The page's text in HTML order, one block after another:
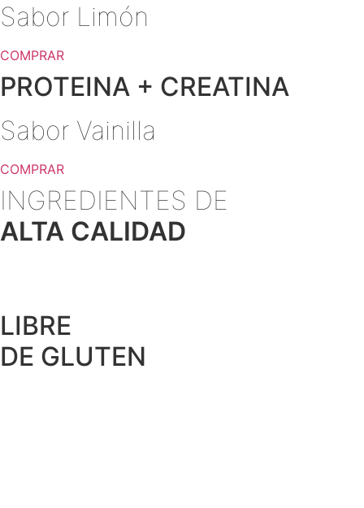
Sabor Limón
COMPRAR
PROTEINA + CREATINA
Sabor Vainilla
COMPRAR
INGREDIENTES DE
ALTA CALIDAD
LIBRE
DE GLUTEN